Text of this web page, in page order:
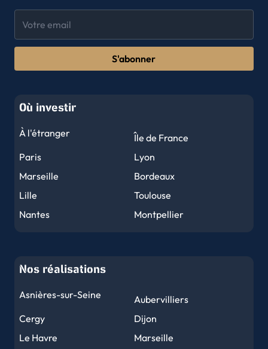
S'abonner
Où investir
À l'étranger
Île de France
Paris
Lyon
Marseille
Bordeaux
Lille
Toulouse
Nantes
Montpellier
Le Havre
Grenoble
Nos réalisations
Asnières-sur-Seine
Aubervilliers
Cergy
Dijon
Le Havre
Marseille